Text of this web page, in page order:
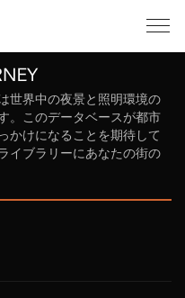
世界中の夜景と照明環境の
。このデータベースが都市
かけになることを期待して
イブラリーにあなたの街の